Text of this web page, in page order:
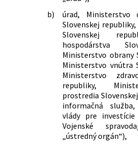
b)
úrad, Ministerstvo
Slovenskej
Slovenskej
hospodárstva
Ministerstvo obrany
Ministerstvo vnútra
Ministerstvo
republiky,
prostredia
informačná
vlády pre
Vojenské
„ústredný orgán“),